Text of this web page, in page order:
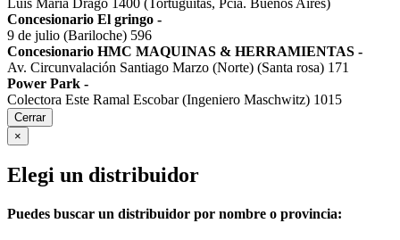
Luis María Drago 1400 (Tortuguitas, Pcia. Buenos Aires)
Concesionario El gringo -
9 de julio (Bariloche) 596
Concesionario HMC MAQUINAS & HERRAMIENTAS -
Av. Circunvalación Santiago Marzo (Norte) (Santa rosa) 171
Power Park -
Colectora Este Ramal Escobar (Ingeniero Maschwitz) 1015
Cerrar
×
Elegi un distribuidor
Puedes buscar un distribuidor por nombre o provincia: